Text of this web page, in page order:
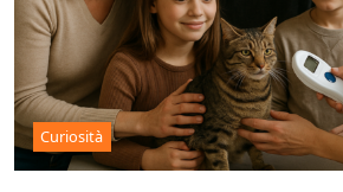
Curiosità